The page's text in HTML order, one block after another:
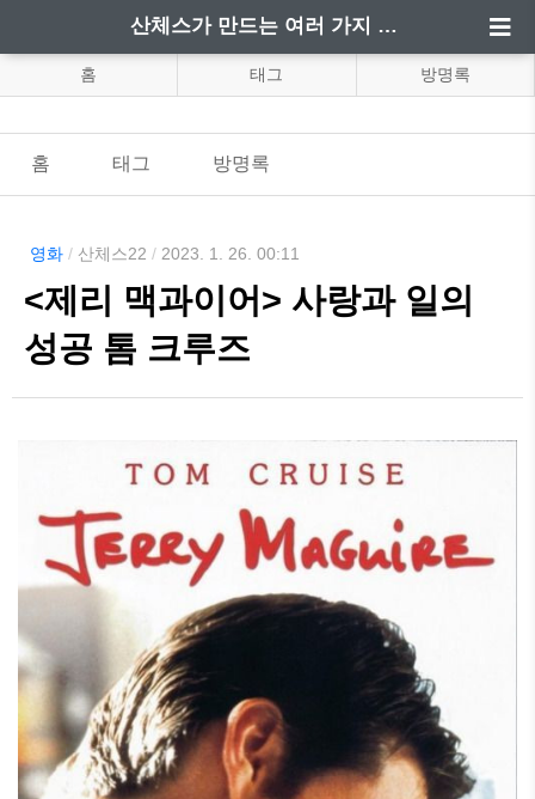
산체스가 만드는 여러 가지 정보
홈 태그 방명록
홈 태그 방명록
영화 / 산체스22 / 2023. 1. 26. 00:11
<제리 맥과이어> 사랑과 일의
성공 톰 크루즈